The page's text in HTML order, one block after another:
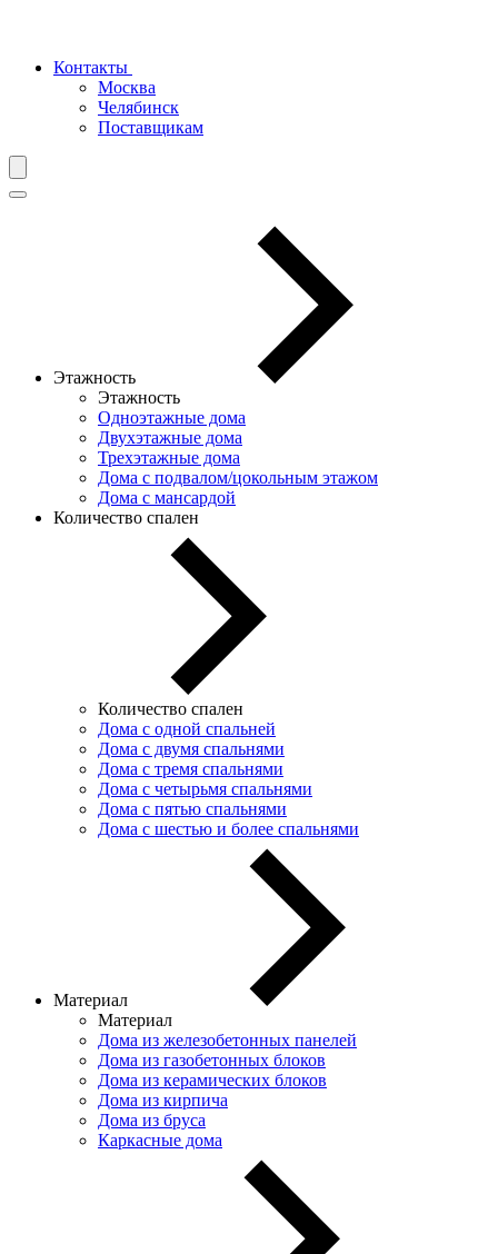
Контакты
Москва
Челябинск
Поставщикам
Этажность
Этажность
Одноэтажные дома
Двухэтажные дома
Трехэтажные дома
Дома с подвалом/цокольным этажом
Дома с мансардой
Количество спален
Количество спален
Дома с одной спальней
Дома с двумя спальнями
Дома с тремя спальнями
Дома с четырьмя спальнями
Дома с пятью спальнями
Дома с шестью и более спальнями
Материал
Материал
Дома из железобетонных панелей
Дома из газобетонных блоков
Дома из керамических блоков
Дома из кирпича
Дома из бруса
Каркасные дома